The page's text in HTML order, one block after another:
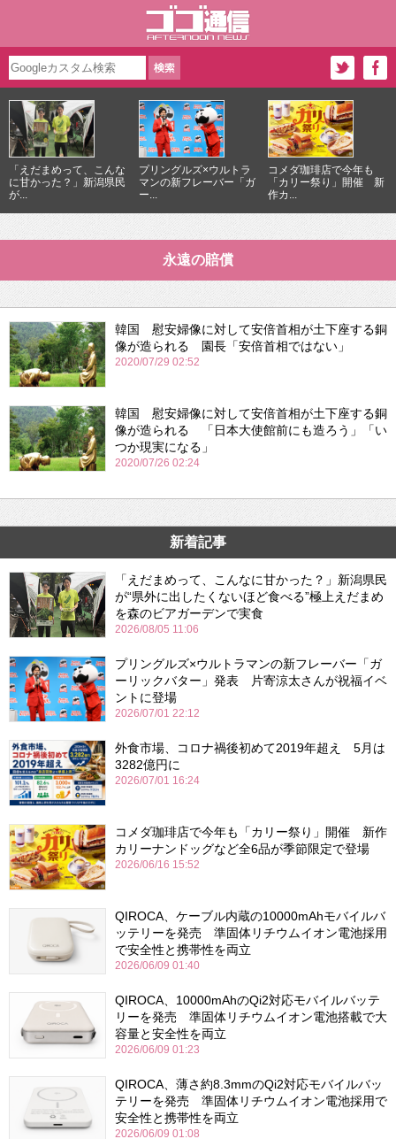
「えだまめって、こんな
に甘かった？」新潟県民
が...
プリングルズ×ウルトラ
マンの新フレーバー「ガ
ー...
コメダ珈琲店で今年も
「カリー祭り」開催 新
作カ...
永遠の賠償
韓国 慰安婦像に対して安倍首相が土下座する銅
像が造られる 園長「安倍首相ではない」
2020/07/29 02:52
韓国 慰安婦像に対して安倍首相が土下座する銅
像が造られる 「日本大使館前にも造ろう」「い
つか現実になる」
2020/07/26 02:24
新着記事
「えだまめって、こんなに甘かった？」新潟県民
が“県外に出したくないほど食べる”極上えだまめ
を森のビアガーデンで実食
2026/08/05 11:06
プリングルズ×ウルトラマンの新フレーバー「ガ
ーリックバター」発表 片寄涼太さんが祝福イベ
ントに登場
2026/07/01 22:12
外食市場、コロナ禍後初めて2019年超え 5月は
3282億円に
2026/07/01 16:24
コメダ珈琲店で今年も「カリー祭り」開催 新作
カリーナンドッグなど全6品が季節限定で登場
2026/06/16 15:52
QIROCA、ケーブル内蔵の10000mAhモバイルバ
ッテリーを発売 準固体リチウムイオン電池採用
で安全性と携帯性を両立
2026/06/09 01:40
QIROCA、10000mAhのQi2対応モバイルバッテ
リーを発売 準固体リチウムイオン電池搭載で大
容量と安全性を両立
2026/06/09 01:23
QIROCA、薄さ約8.3mmのQi2対応モバイルバッ
テリーを発売 準固体リチウムイオン電池採用で
安全性と携帯性を両立
2026/06/09 01:08